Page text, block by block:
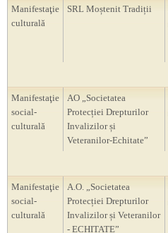
Manifestaţie
culturală
SRL Moștenit Tradiții
Manifestaţie
social-
culturală
AO „Societatea
Protecției Drepturilor
Invalizilor și
Veteranilor-Echitate”
Manifestaţie
social-
culturală
A.O. „Societatea
Protecției Drepturilor
Invalizilor și Veteranilor
- ECHITATE”